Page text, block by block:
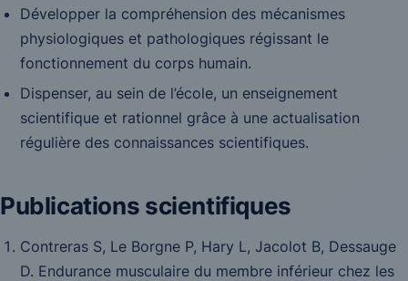
Développer la compréhension des mécanismes
physiologiques et pathologiques régissant le
fonctionnement du corps humain.
Dispenser, au sein de l’école, un enseignement
scientifique et rationnel grâce à une actualisation
régulière des connaissances scientifiques.
Publications scientifiques
Contreras S, Le Borgne P, Hary L, Jacolot B, Dessauge
D. Endurance musculaire du membre inférieur chez les